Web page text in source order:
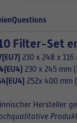
Questions
Filter-Set
230 x 248 x
230 x 245 mm
252x 400 mm
Hersteller